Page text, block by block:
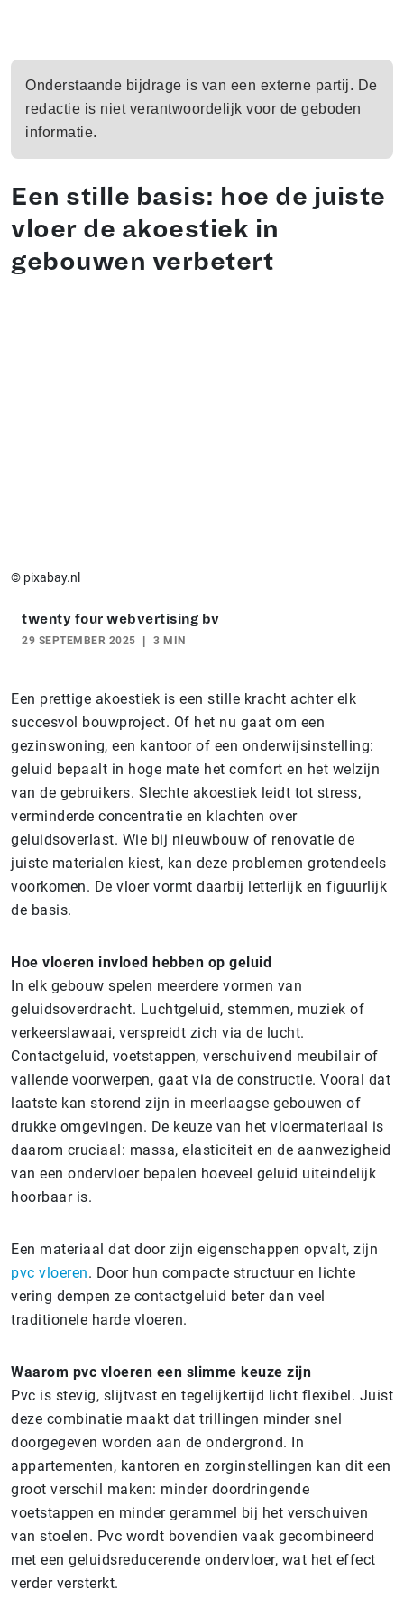
Onderstaande bijdrage is van een externe partij. De
redactie is niet verantwoordelijk voor de geboden
informatie.
Een stille basis: hoe de juiste
vloer de akoestiek in
gebouwen verbetert
© pixabay.nl
twenty four webvertising bv
29 SEPTEMBER 2025 3 MIN
Een prettige akoestiek is een stille kracht achter elk
succesvol bouwproject. Of het nu gaat om een
gezinswoning, een kantoor of een onderwijsinstelling:
geluid bepaalt in hoge mate het comfort en het welzijn
van de gebruikers. Slechte akoestiek leidt tot stress,
verminderde concentratie en klachten over
geluidsoverlast. Wie bij nieuwbouw of renovatie de
juiste materialen kiest, kan deze problemen grotendeels
voorkomen. De vloer vormt daarbij letterlijk en figuurlijk
de basis.
Hoe vloeren invloed hebben op geluid
In elk gebouw spelen meerdere vormen van
geluidsoverdracht. Luchtgeluid, stemmen, muziek of
verkeerslawaai, verspreidt zich via de lucht.
Contactgeluid, voetstappen, verschuivend meubilair of
vallende voorwerpen, gaat via de constructie. Vooral dat
laatste kan storend zijn in meerlaagse gebouwen of
drukke omgevingen. De keuze van het vloermateriaal is
daarom cruciaal: massa, elasticiteit en de aanwezigheid
van een ondervloer bepalen hoeveel geluid uiteindelijk
hoorbaar is.
Een materiaal dat door zijn eigenschappen opvalt, zijn
pvc vloeren. Door hun compacte structuur en lichte
vering dempen ze contactgeluid beter dan veel
traditionele harde vloeren.
Waarom pvc vloeren een slimme keuze zijn
Pvc is stevig, slijtvast en tegelijkertijd licht flexibel. Juist
deze combinatie maakt dat trillingen minder snel
doorgegeven worden aan de ondergrond. In
appartementen, kantoren en zorginstellingen kan dit een
groot verschil maken: minder doordringende
voetstappen en minder gerammel bij het verschuiven
van stoelen. Pvc wordt bovendien vaak gecombineerd
met een geluidsreducerende ondervloer, wat het effect
verder versterkt.